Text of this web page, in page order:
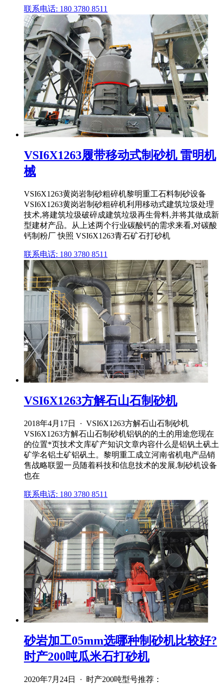
联系电话: 180 3780 8511
VSI6X1263履带移动式制砂机 雷明机
械
VSI6X1263黄岗岩制砂粗碎机黎明重工石料制砂设备
VSI6X1263黄岗岩制砂粗碎机利用移动式建筑垃圾处理
技术,将建筑垃圾破碎成建筑垃圾再生骨料,并将其做成新
型建材产品。从上述两个行业碳酸钙的需求来看,对碳酸
钙制粉厂 快照 VSI6X1263青石矿石打砂机
联系电话: 180 3780 8511
VSI6X1263方解石山石制砂机
2018年4月17日 · VSI6X1263方解石山石制砂机
VSI6X1263方解石山石制砂机铝钒的的土的用途您现在
的位置*页技术文库矿产知识文章内容什么是铝钒土矾土
矿学名铝土矿铝矾土。黎明重工成立河南省机电产品销
售战略联盟一员随着科技和信息技术的发展,制砂机设备
也在
联系电话: 180 3780 8511
砂岩加工05mm选哪种制砂机比较好?
时产200吨瓜米石打砂机
2020年7月24日 · 时产200吨型号推荐：